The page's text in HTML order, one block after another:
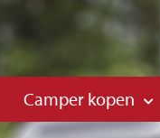
Camper kopen